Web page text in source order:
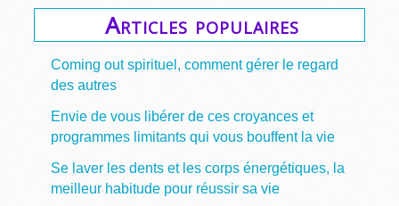
Articles populaires
Coming out spirituel, comment gérer le regard
des autres
Envie de vous libérer de ces croyances et
programmes limitants qui vous bouffent la vie
Se laver les dents et les corps énergétiques, la
meilleur habitude pour réussir sa vie